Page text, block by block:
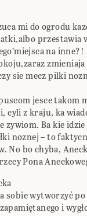
mi do ogrodu
przestawia
na inne?!
zmieniaja
sie mecz pilki
jesce takom
cyli z kraju, ka
Ba kie idzie
noznej – to
No bo chyba,
Pona
sobie wytworzyć
i